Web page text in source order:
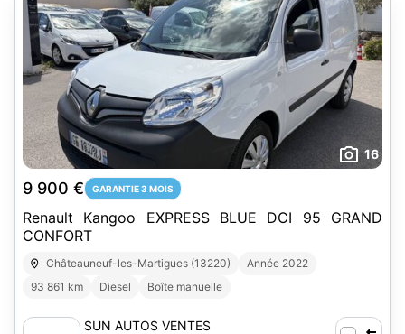
16
9 900 € GARANTIE 3 MOIS
Renault Kangoo EXPRESS BLUE DCI 95 GRAND
CONFORT
Châteauneuf-les-Martigues (13220)
Année 2022
93 861 km
Diesel Boîte manuelle
SUN AUTOS VENTES